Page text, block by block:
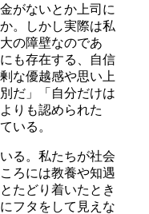
がないとか上司に
。しかし実際は私
の障壁なのであ
も存在する、自信
な優越感や思い上
だ」「自分だけは
りも認められた
いる。
る。私たちが社会
ろには教養や知遇
たどり着いたとき
フタをして見えな